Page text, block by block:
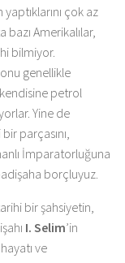
çok az
bazı Amerikalılar,
bilmiyor.
genellikle
petrol
Yine de
parçasını,
İmparatorluğuna
borçluyuz.
bir şahsiyetin,
I. Selim’in
ve